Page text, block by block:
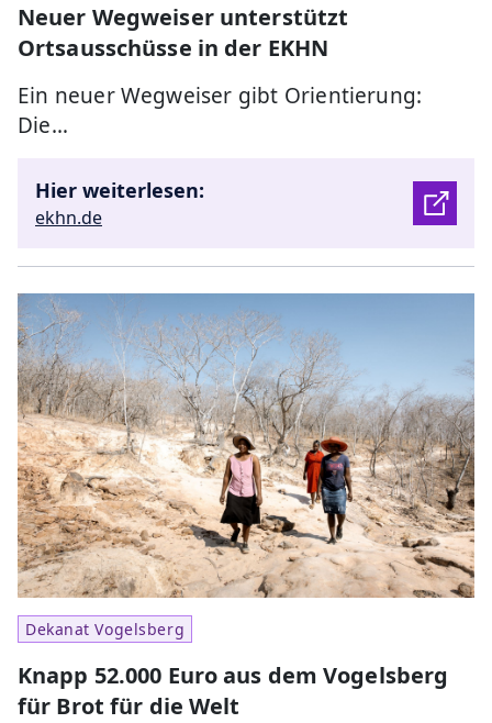
Neuer Wegweiser unterstützt
Ortsausschüsse in der EKHN
Ein neuer Wegweiser gibt Orientierung:
Die…
Hier weiterlesen:
ekhn.de
Dekanat Vogelsberg
Knapp 52.000 Euro aus dem Vogelsberg
für Brot für die Welt